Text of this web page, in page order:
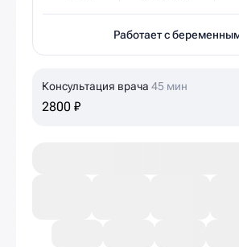
Работает с
Консультация врача 45 мин
2800 ₽